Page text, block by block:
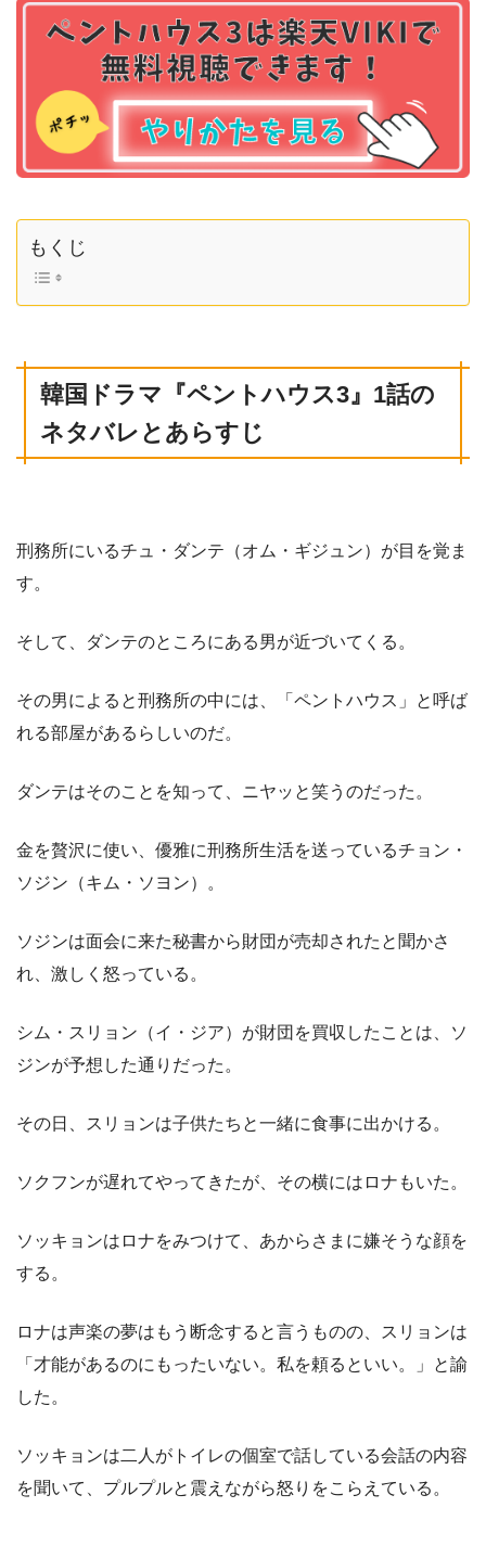
もくじ
韓国ドラマ 『ペントハウス3』1話の
ネタバレとあらすじ
刑務所にいるチュ・ダンテ（オム・ギジュン）が目を覚ま
す。
そして、ダンテのところにある男が近づいてくる。
その男によると刑務所の中には、「ペントハウス」と呼ば
れる部屋があるらしいのだ。
ダンテはそのことを知って、ニヤッと笑うのだった。
金を贅沢に使い、優雅に刑務所生活を送っているチョン・
ソジン（キム・ソヨン）。
ソジンは面会に来た秘書から財団が売却されたと聞かさ
れ、激しく怒っている。
シム・スリョン（イ・ジア）が財団を買収したことは、ソ
ジンが予想した通りだった。
その日、スリョンは子供たちと一緒に食事に出かける。
ソクフンが遅れてやってきたが、その横にはロナもいた。
ソッキョンはロナをみつけて、あからさまに嫌そうな顔を
する。
ロナは声楽の夢はもう断念すると言うものの、スリョンは
「才能があるのにもったいない。私を頼るといい。」と諭
した。
ソッキョンは二人がトイレの個室で話している会話の内容
を聞いて、プルプルと震えながら怒りをこらえている。